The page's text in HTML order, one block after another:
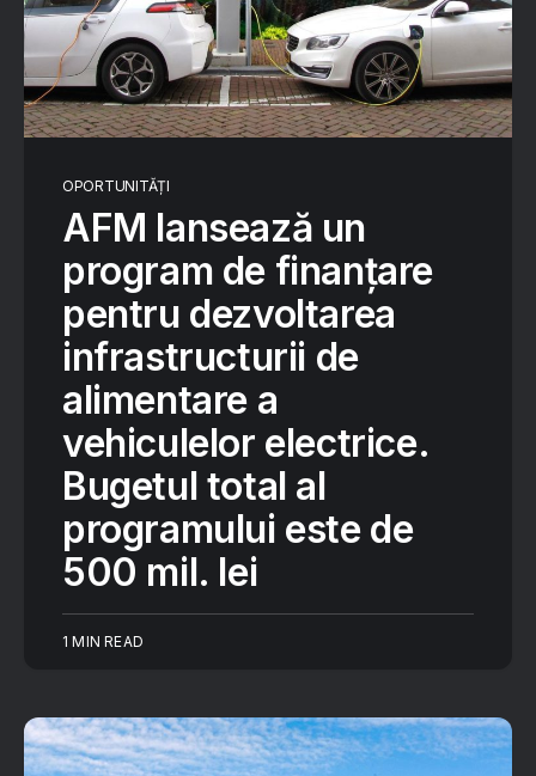
OPORTUNITĂȚI
AFM lansează un
program de finanțare
pentru dezvoltarea
infrastructurii de
alimentare a
vehiculelor electrice.
Bugetul total al
programului este de
500 mil. lei
1 MIN READ